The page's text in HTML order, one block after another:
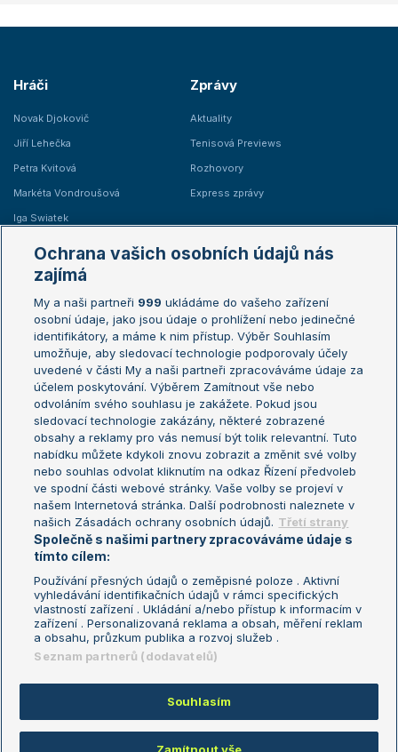
Hráči
Novak Djokovič
Jiří Lehečka
Petra Kvitová
Markéta Vondroušová
Iga Swiatek
Zprávy
Aktuality
Tenisová Previews
Rozhovory
Express zprávy
Žebříčky
Žebříček ATP (muži)
Žebříček WTA (ženy)
Sázkařský žebříček
Australian Open
French Open
Wimbledon
US Open
Turnaj mistrů
Turnaj mistryň
Aktualní trendy
Fotbalové přestupy
Livesport Daily
LS Prague Open
Podmínky užití
Nastavení soukromí
GDPR a žurnalistika
Reklama
Kontakt
Informace o zpracování osobních
údajů
Copyright © 2008-2026 TenisPortal.cz. Využíváme zpravodajství ČTK.
Ochrana vašich osobních údajů nás
zajímá
My a naši partneři 999 ukládáme do vašeho zařízení
osobní údaje, jako jsou údaje o prohlížení nebo jedinečné
identifikátory, a máme k nim přístup. Výběr Souhlasím
umožňuje, aby sledovací technologie podporovaly účely
uvedené v části My a naši partneři zpracováváme údaje za
účelem poskytování. Výběrem Zamítnout vše nebo
odvoláním svého souhlasu je zakážete. Pokud jsou
sledovací technologie zakázány, některé zobrazené
obsahy a reklamy pro vás nemusí být tolik relevantní. Tuto
nabídku můžete kdykoli znovu zobrazit a změnit své volby
nebo souhlas odvolat kliknutím na odkaz Řízení předvoleb
ve spodní části webové stránky. Vaše volby se projeví v
našem Internetová stránka. Další podrobnosti naleznete v
našich Zásadách ochrany osobních údajů. Třetí strany
Společně s našimi partnery zpracováváme údaje s
tímto cílem:
Používání přesných údajů o zeměpisné poloze . Aktivní
vyhledávání identifikačních údajů v rámci specifických
vlastností zařízení . Ukládání a/nebo přístup k informacím v
zařízení . Personalizovaná reklama a obsah, měření reklam
a obsahu, průzkum publika a rozvoj služeb .
Seznam partnerů (dodavatelů)
Souhlasím